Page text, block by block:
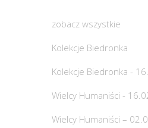
zobacz wszystkie
Kolekcje Biedronka
Kolekcje Biedronka -
Wielcy Humaniści -
Wielcy Humaniści –